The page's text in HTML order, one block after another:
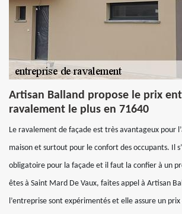
Artisan Balland propose le prix
ravalement le plus en 71640
Le ravalement de façade est très avantageux pour
maison et surtout pour le confort des occupants. Il
obligatoire pour la façade et il faut la confier à un
êtes à Saint Mard De Vaux, faites appel à Artisan
l’entreprise sont expérimentés et elle assure un